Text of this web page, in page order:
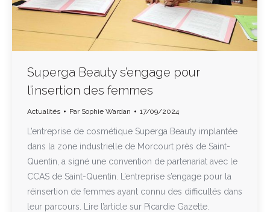
Superga Beauty s’engage pour
l’insertion des femmes
Actualités Par Sophie Wardan 17/09/2024
L’entreprise de cosmétique Superga Beauty implantée
dans la zone industrielle de Morcourt près de Saint-
Quentin, a signé une convention de partenariat avec le
CCAS de Saint-Quentin. L’entreprise s’engage pour la
réinsertion de femmes ayant connu des difficultés dans
leur parcours. Lire l’article sur Picardie Gazette.